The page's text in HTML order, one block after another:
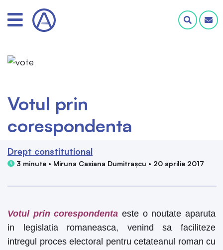
Votul prin
corespondenta
Drept constitutional
3 minute • Miruna Casiana Dumitrașcu • 20 aprilie 2017
Votul prin corespondenta este o noutate aparuta
in legislatia romaneasca, venind sa faciliteze
intregul proces electoral pentru cetateanul roman cu